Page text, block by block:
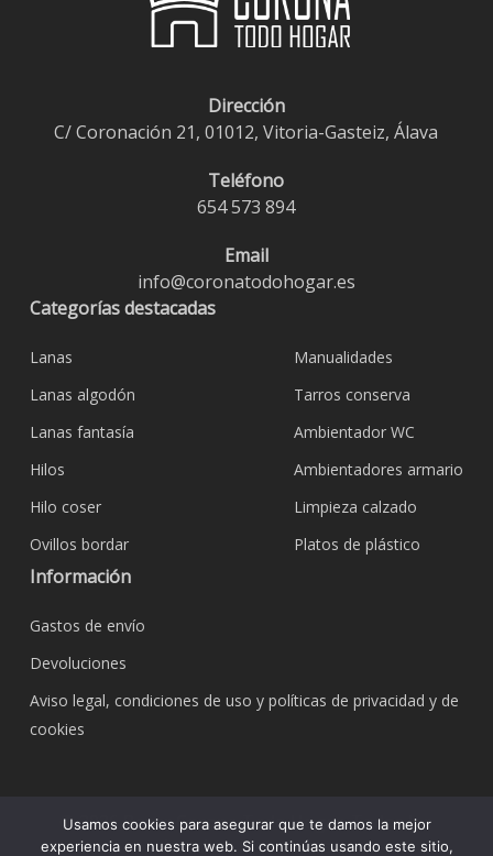
Dirección
C/ Coronación 21, 01012, Vitoria-Gasteiz, Álava
Teléfono
654 573 894
Email
info@coronatodohogar.es
Categorías destacadas
Lanas
Lanas algodón
Lanas fantasía
Hilos
Hilo coser
Ovillos bordar
Manualidades
Tarros conserva
Ambientador WC
Ambientadores armario
Limpieza calzado
Platos de plástico
Información
Gastos de envío
Devoluciones
Aviso legal, condiciones de uso y políticas de privacidad y de
cookies
© 2026 Bazar Corona Todo Hogar. Todos los
derechos reservados.
Usamos cookies para asegurar que te damos la mejor
experiencia en nuestra web. Si continúas usando este sitio,